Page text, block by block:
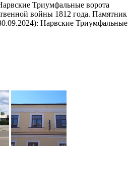
Триумфальные ворота
войны 1812 года. Памятник
Нарвские Триумфальные